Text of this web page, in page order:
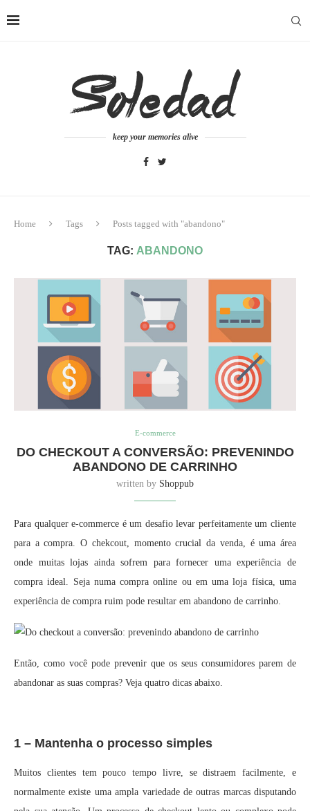
keep your memories alive
Home Tags Posts tagged with "abandono"
TAG: ABANDONO
E-commerce
DO CHECKOUT A CONVERSÃO: PREVENINDO
ABANDONO DE CARRINHO
written by Shoppub
Para qualquer e-commerce é um desafio levar perfeitamente um cliente
para a compra. O chekcout, momento crucial da venda, é uma área
onde muitas lojas ainda sofrem para fornecer uma experiência de
compra ideal. Seja numa compra online ou em uma loja física, uma
experiência de compra ruim pode resultar em abandono de carrinho.
Então, como você pode prevenir que os seus consumidores parem de
abandonar as suas compras? Veja quatro dicas abaixo.
1 – Mantenha o processo simples
Muitos clientes tem pouco tempo livre, se distraem facilmente, e
normalmente existe uma ampla variedade de outras marcas disputando